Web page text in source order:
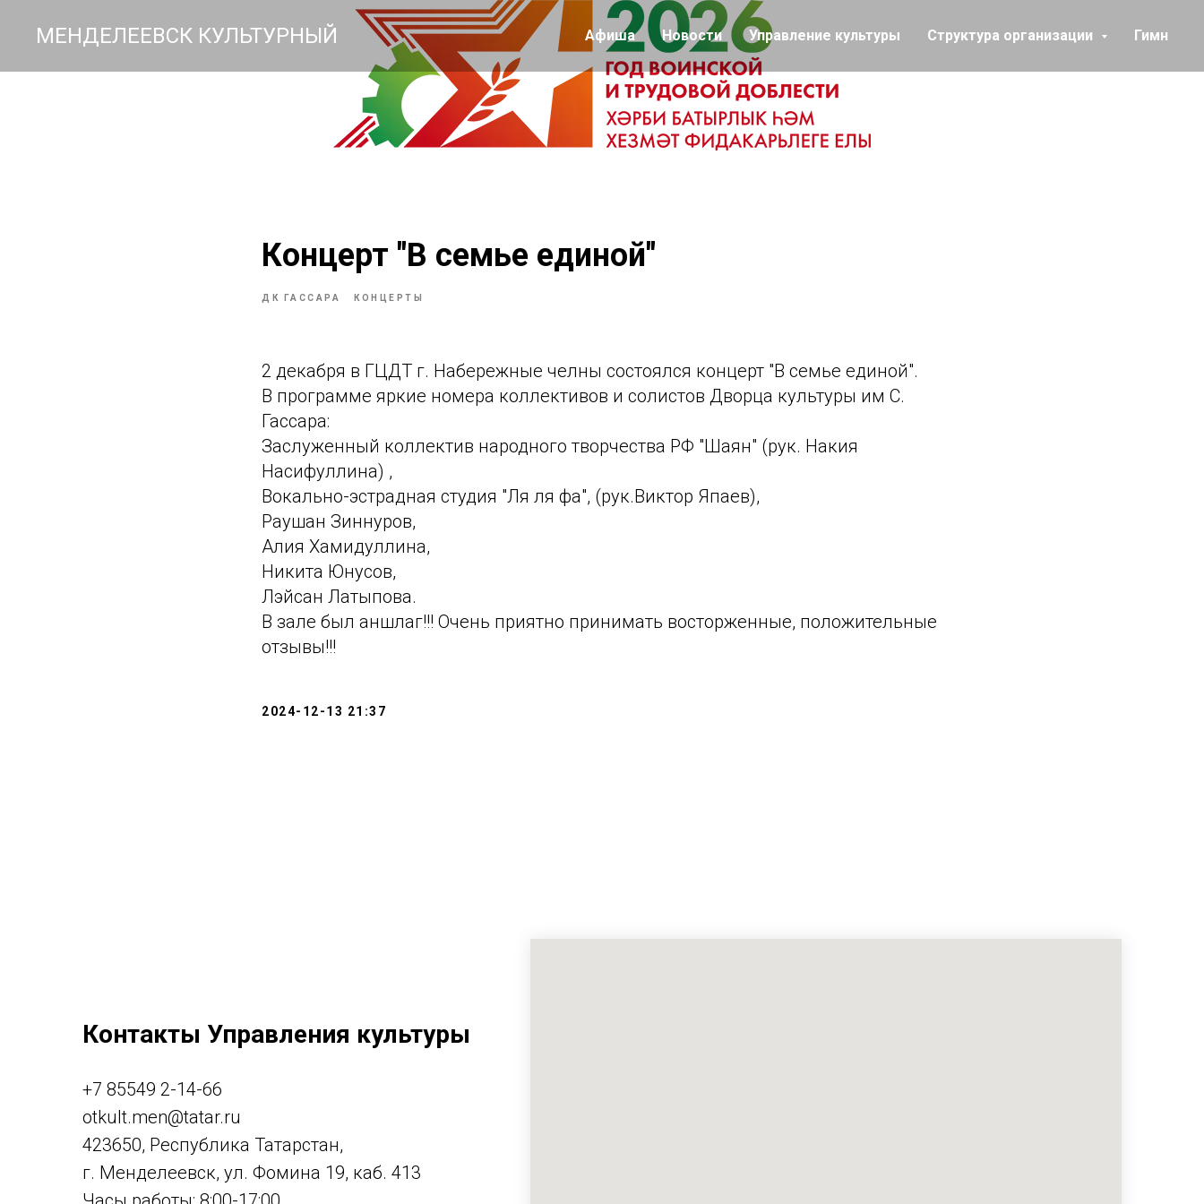
МЕНДЕЛЕЕВСК КУЛЬТУРНЫЙ Афиша Новости Управление культуры Структура организации Гимн
Концерт "В семье единой"
ДК ГАССАРА КОНЦЕРТЫ
2 декабря в ГЦДТ г. Набережные челны состоялся концерт "В семье единой".
В программе яркие номера коллективов и солистов Дворца культуры им С.
Гассара:
Заслуженный коллектив народного творчества РФ "Шаян" (рук. Накия
Насифуллина) ,
Вокально-эстрадная студия "Ля ля фа", (рук.Виктор Япаев),
Раушан Зиннуров,
Алия Хамидуллина,
Никита Юнусов,
Лэйсан Латыпова.
В зале был аншлаг!!! Очень приятно принимать восторженные, положительные
отзывы!!!
2024-12-13 21:37
Контакты Управления культуры
+7 85549 2-14-66
otkult.men@tatar.ru
423650, Республика Татарстан,
г. Менделеевск, ул. Фомина 19, каб. 413